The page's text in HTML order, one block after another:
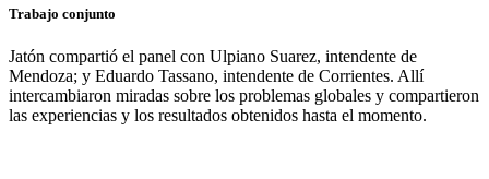
Trabajo conjunto
Jatón compartió el panel con Ulpiano Suarez, intendente de
Mendoza; y Eduardo Tassano, intendente de Corrientes. Allí
intercambiaron miradas sobre los problemas globales y compartieron
las experiencias y los resultados obtenidos hasta el momento.